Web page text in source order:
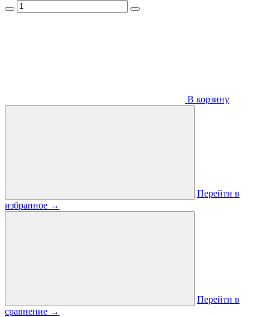
В корзину
Перейти в
избранное →
Перейти в
сравнение →